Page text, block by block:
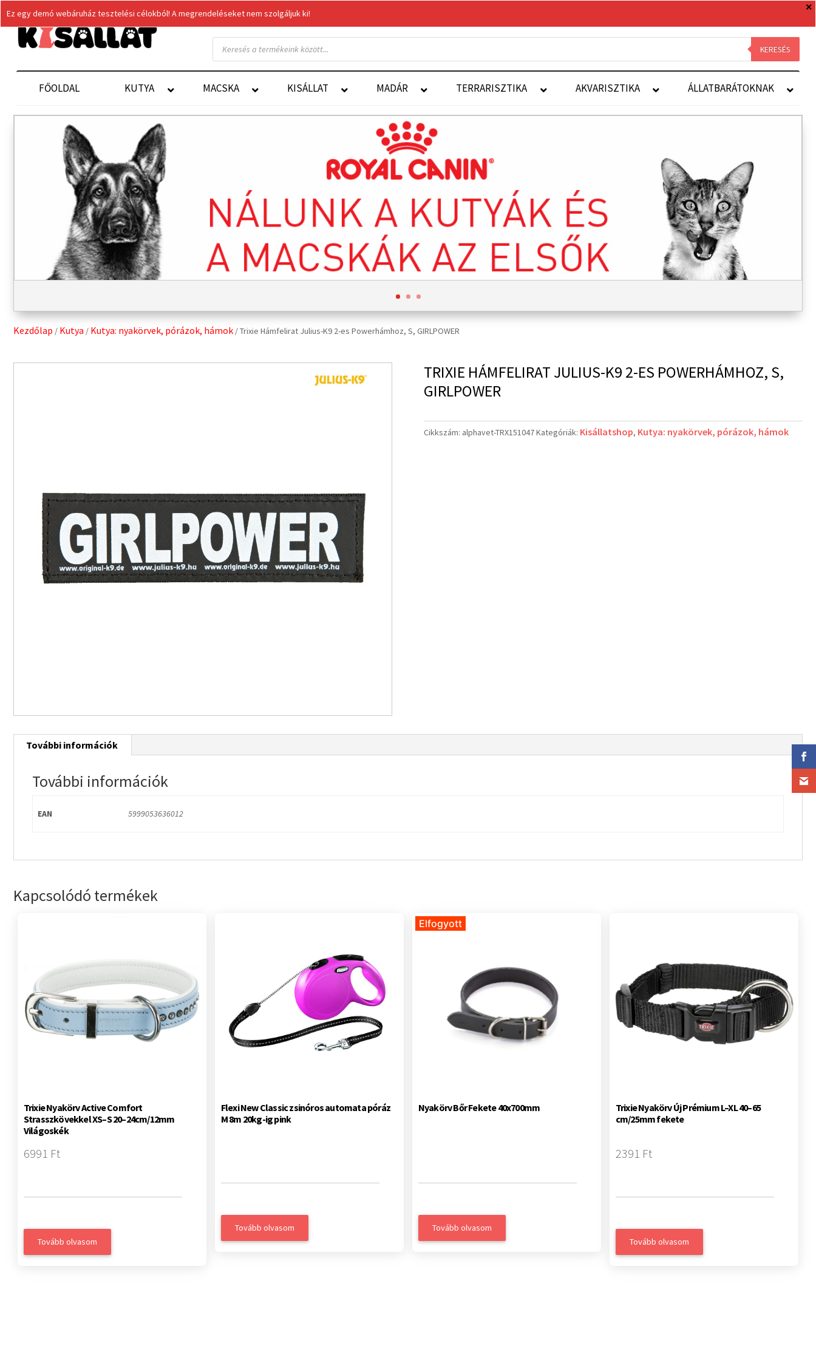
Products
search KERESÉS
FŐOLDAL KUTYA MACSKA KISÁLLAT MADÁR TERRARISZTIKA AKVARISZTIKA ÁLLATBARÁTOKNAK
Kezdőlap / Kutya / Kutya: nyakörvek, pórázok, hámok / Trixie Hámfelirat Julius-K9 2-es Powerhámhoz, S, GIRLPOWER
TRIXIE HÁMFELIRAT JULIUS-K9 2-ES POWERHÁMHOZ, S,
GIRLPOWER
Cikkszám: alphavet-TRX151047Kategóriák: Kisállatshop, Kutya: nyakörvek, pórázok, hámok
További információk
További információk
EAN 5999053636012
Kapcsolódó termékek
Trixie Nyakörv Active Comfort
Strasszkövekkel XS–S 20–24cm/12mm
Világoskék
6991 Ft
Tovább olvasom
Flexi New Classic zsinóros automata póráz
M 8m 20kg-ig pink
Tovább olvasom
Elfogyott
Nyakörv Bőr Fekete 40x700mm
Tovább olvasom
Trixie Nyakörv Új Prémium L–XL 40–65
cm/25mm fekete
2391 Ft
Tovább olvasom
Ez egy demó webáruház tesztelési célokból! A megrendeléseket nem szolgáljuk ki!